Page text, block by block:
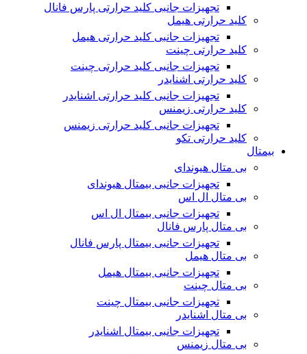
تجهیزات جانبی کلید حرارتی پارس فانال
کلید حرارتی هیمل
تجهیزات جانبی کلید حرارتی هیمل
کلید حرارتی چینت
تجهیزات جانبی کلید حرارتی چینت
کلید حرارتی اشنایدر
تجهیزات جانبی کلید حرارتی اشنایدر
کلید حرارتی زیمنس
تجهیزات جانبی کلید حرارتی زیمنس
کلید حرارتی تکو
بیمتال
بی متال هیوندای
تجهیزات جانبی بیمتال هیوندای
بی متال ال اس
تجهیزات جانبی بیمتال ال اس
بی متال پارس فانال
تجهیزات جانبی بیمتال پارس فانال
بی متال هیمل
تجهیزات جانبی بیمتال هیمل
بی متال چینت
تجهیزات جانبی بیمتال چینت
بی متال اشنایدر
تجهیزات جانبی بیمتال اشنایدر
بی متال زیمنس